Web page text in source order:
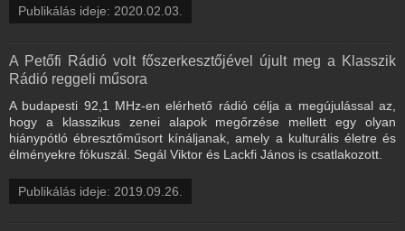
Publikálás ideje: 2020.02.03.
A Petőfi Rádió volt főszerkesztőjével újult meg a Klasszik
Rádió reggeli műsora
A budapesti 92,1 MHz-en elérhető rádió célja a megújulással az,
hogy a klasszikus zenei alapok megőrzése mellett egy olyan
hiánypótló ébresztőműsort kínáljanak, amely a kulturális életre és
élményekre fókuszál. Segál Viktor és Lackfi János is csatlakozott.
Publikálás ideje: 2019.09.26.